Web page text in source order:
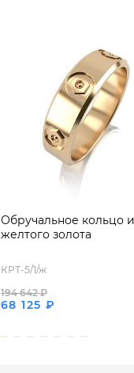
Обручальное кольцо
желтого золота
КРТ-5/1/ж
68 125 ₽
194 642 ₽